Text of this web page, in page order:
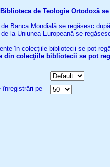
de Teologie Ortodoxă
Banca Mondială se regăsesc
la Uniunea Europeană se
în colecţiile bibliotecii se pot
din colecţiile bibliotecii se pot
înregistrări pe